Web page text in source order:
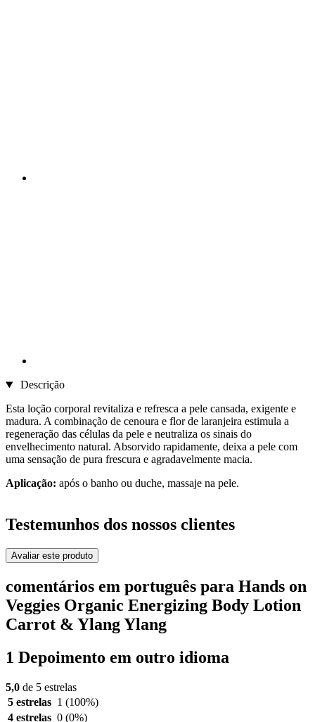
Descrição
Esta loção corporal revitaliza e refresca a pele cansada, exigente e
madura. A combinação de cenoura e flor de laranjeira estimula a
regeneração das células da pele e neutraliza os sinais do
envelhecimento natural. Absorvido rapidamente, deixa a pele com
uma sensação de pura frescura e agradavelmente macia.
Aplicação: após o banho ou duche, massaje na pele.
Testemunhos dos nossos clientes
Avaliar este produto
comentários em português para Hands on
Veggies Organic Energizing Body Lotion
Carrot & Ylang Ylang
1 Depoimento em outro idioma
5,0 de 5 estrelas
5 estrelas 1 (100%)
4 estrelas 0 (0%)